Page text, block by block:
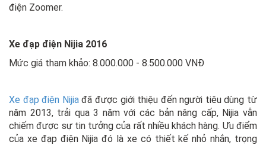
điện Zoomer.
Xe đạp điện Nijia 2016
Mức giá tham khảo: 8.000.000 - 8.500.000 VNĐ
Xe đạp điện Nijiađã được giới thiệu đến người tiêu dùng từ
năm 2013, trải qua 3 năm với các bản nâng cấp, Nijia vẫn
chiếm được sự tin tưởng của rất nhiều khách hàng. Ưu điểm
của xe đạp điện Nijia đó là xe có thiết kế nhỏ nhắn, trọng